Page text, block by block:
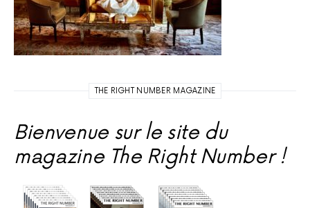
THE RIGHT NUMBER MAGAZINE
Bienvenue sur le site du
magazine The Right Number !